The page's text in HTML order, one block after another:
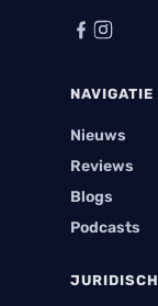
NAVIGATIE
Nieuws
Reviews
Blogs
Podcasts
JURIDISCH